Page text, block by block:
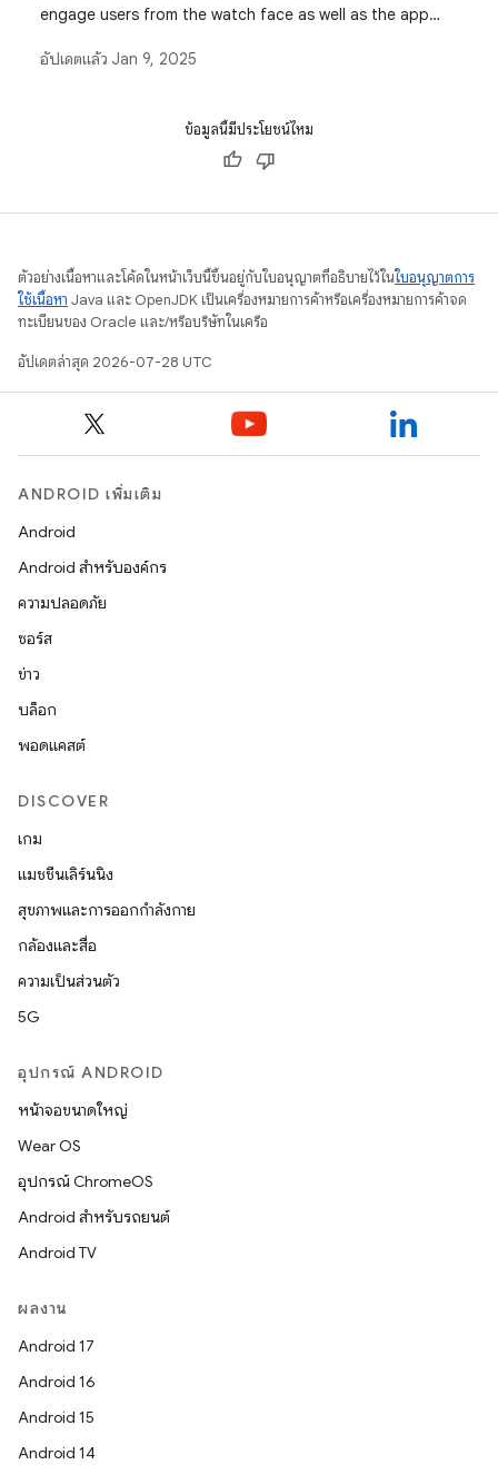
engage users from the watch face as well as the app
users to jump back into the app for important activities
อัปเดตแล้ว Jan 9, 2025
ข้อมูลนี้มีประโยชน์ไหม
ตัวอย่างเนื้อหาและโค้ดในหน้าเว็บนี้ขึ้นอยู่กับใบอนุญาตที่อธิบายไว้ในใบอนุญาตการ
ใช้เนื้อหา Java และ OpenJDK เป็นเครื่องหมายการค้าหรือเครื่องหมายการค้าจด
ทะเบียนของ Oracle และ/หรือบริษัทในเครือ
อัปเดตล่าสุด 2026-07-28 UTC
ANDROID เพิ่มเติม
Android
Android สำหรับองค์กร
ความปลอดภัย
ซอร์ส
ข่าว
บล็อก
พอดแคสต์
DISCOVER
เกม
แมชชีนเลิร์นนิง
สุขภาพและการออกกำลังกาย
กล้องและสื่อ
ความเป็นส่วนตัว
5G
อุปกรณ์ ANDROID
หน้าจอขนาดใหญ่
Wear OS
อุปกรณ์ ChromeOS
Android สำหรับรถยนต์
Android TV
ผลงาน
Android 17
Android 16
Android 15
Android 14